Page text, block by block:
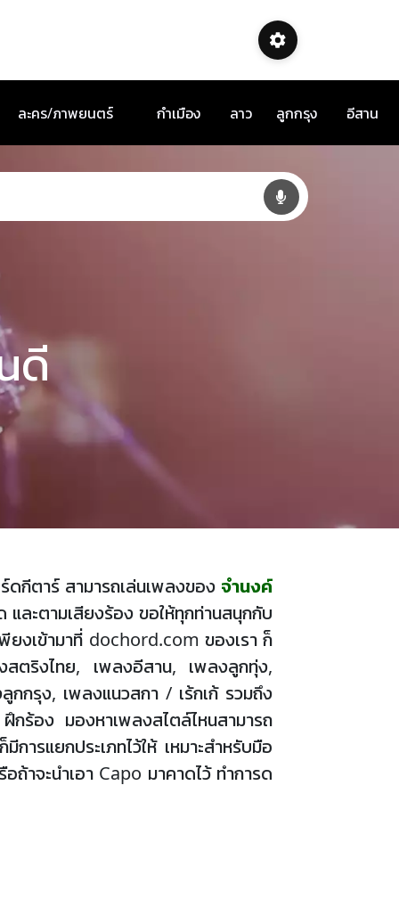
ละคร/ภาพยนตร์ กำเมือง ลาว ลูกกรุง อีสาน
ดี
ดกีตาร์ สามารถเล่นเพลงของ จำนงค์
ละตามเสียงร้อง ขอให้ทุกท่านสนุกกับ
งเข้ามาที่ dochord.com ของเรา ก็
งสตริงไทย, เพลงอีสาน, เพลงลูกทุ่ง,
กรุง, เพลงแนวสกา / เร้กเก้ รวมถึง
กร้อง มองหาเพลงสไตล์ไหนสามารถ
ารแยกประเภทไว้ให้ เหมาะสำหรับมือ
ถ้าจะนำเอา Capo มาคาดไว้ ทำการด